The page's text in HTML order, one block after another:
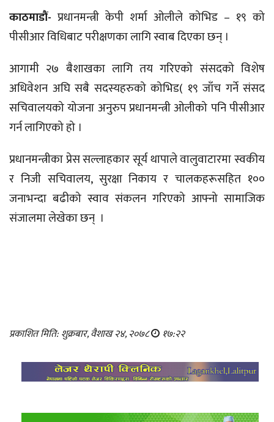
काठमाडौं- प्रधानमन्त्री केपी शर्मा ओलीले कोभिड – १९ को
पीसीआर विधिबाट परीक्षणका लागि स्वाब दिएका छन् ।
आगामी २७ बैशाखका लागि तय गरिएको संसदको विशेष
अधिवेशन अघि सबै सदस्यहरुको कोभिड( १९ जाँच गर्ने संसद
सचिवालयको योजना अनुरुप प्रधानमन्त्री ओलीको पनि पीसीआर
गर्न लागिएको हो ।
प्रधानमन्त्रीका प्रेस सल्लाहकार सूर्य थापाले वालुवाटारमा स्वकीय
र निजी सचिवालय, सुरक्षा निकाय र चालकहरूसहित १००
जनाभन्दा बढीको स्वाव संकलन गरिएको आफ्नो सामाजिक
संजालमा लेखेका छन् ।
प्रकाशित मिति: शुक्रबार, वैशाख २४, २०७८ १७:२२